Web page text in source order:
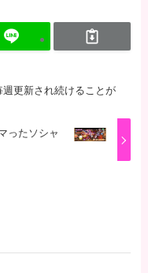
週更新され続けることが
ったソシャ